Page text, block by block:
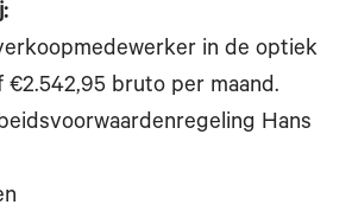
in de optiek
€2.542,95 bruto per maand.
Hans